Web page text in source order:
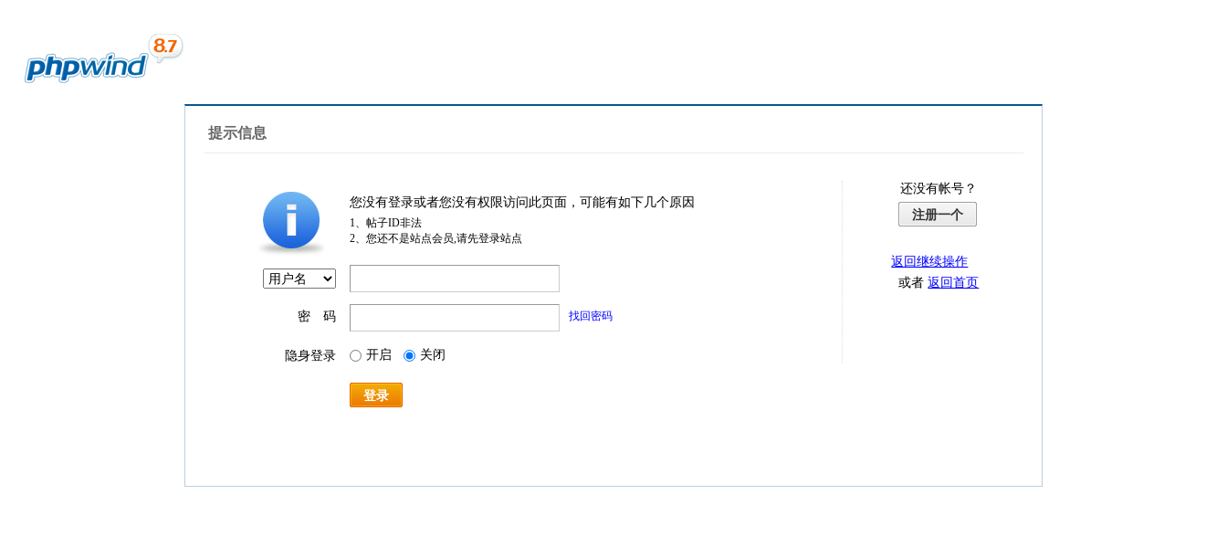
提示信息
您没有登录或者您没有权限访问此页面，可能有如下几个原因
1、帖子ID非法
2、您还不是站点会员,请先登录站点
密 码 找回密码
隐身登录 开启 关闭
登录
还没有帐号？
注册一个
返回继续操作
或者返回首页